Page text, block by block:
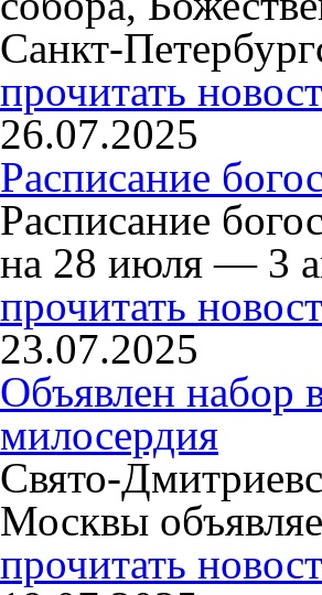
Санкт-
прочитать
26.07.2025
Расписание
Расписание
на 28 июля — 3
прочитать
23.07.2025
Объявлен набор
милосердия
Свято-
Москвы
прочитать